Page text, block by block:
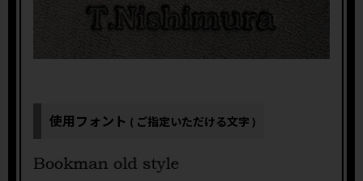
使用フォント ( ご指定いただける文字 )